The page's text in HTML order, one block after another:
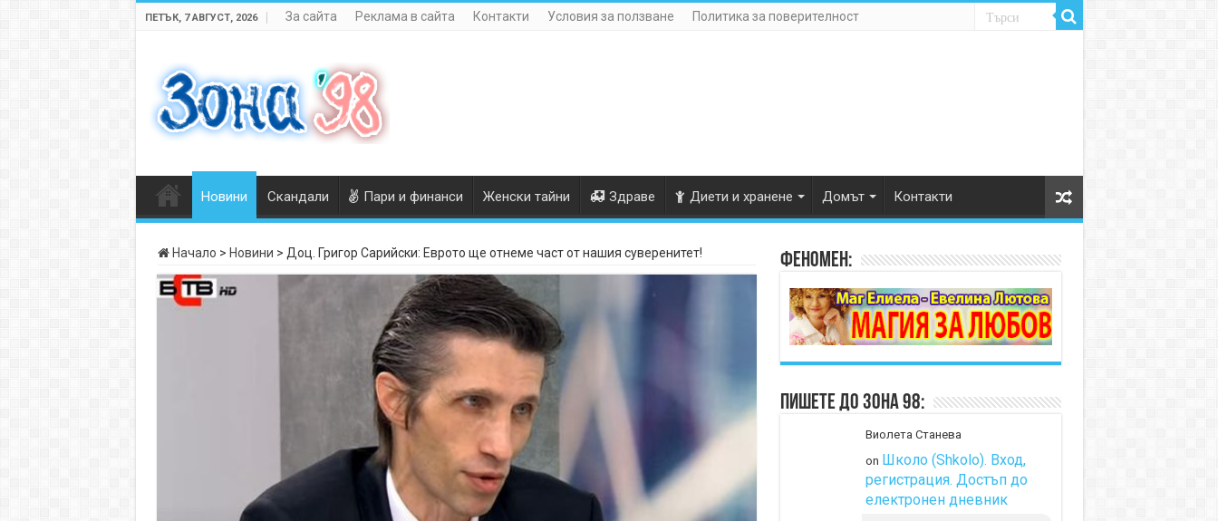
ПЕТЪК, 7 АВГУСТ, 2026 За сайта Реклама в сайта Контакти Условия за ползване Политика за поверителност
Новини Скандали Пари и финанси Женски тайни Здраве Диети и хранене Домът Контакти
Начало > Новини > Доц. Григор Сарийски: Еврото ще отнеме част от нашия суверенитет! Феномен:
Пишете до Зона 98:
Виолета Станева
on Школо (Shkolo). Вход,
регистрация. Достъп до
електронен дневник